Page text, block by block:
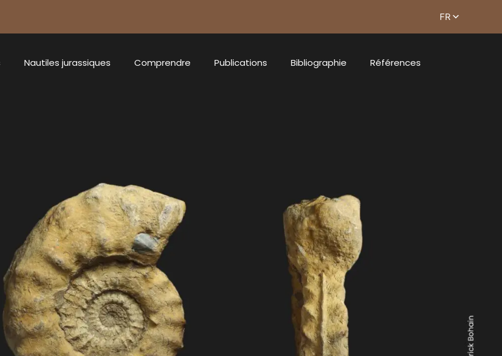
Nautiles jurassiques Comprendre Publications Bibliographie Références